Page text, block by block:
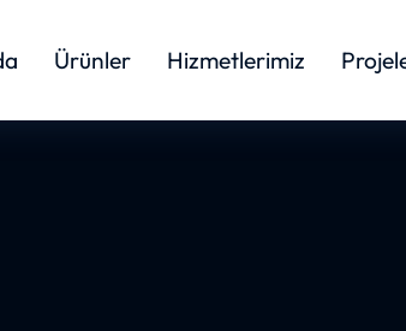
Ürünler Hizmetlerimiz